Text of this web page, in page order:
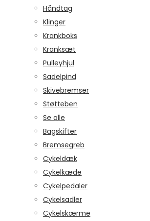
Håndtag
Klinger
Krankboks
Kranksæt
Pulleyhjul
Sadelpind
Skivebremser
Støtteben
Se alle
Bagskifter
Bremsegreb
Cykeldæk
Cykelkæde
Cykelpedaler
Cykelsadler
Cykelskærme